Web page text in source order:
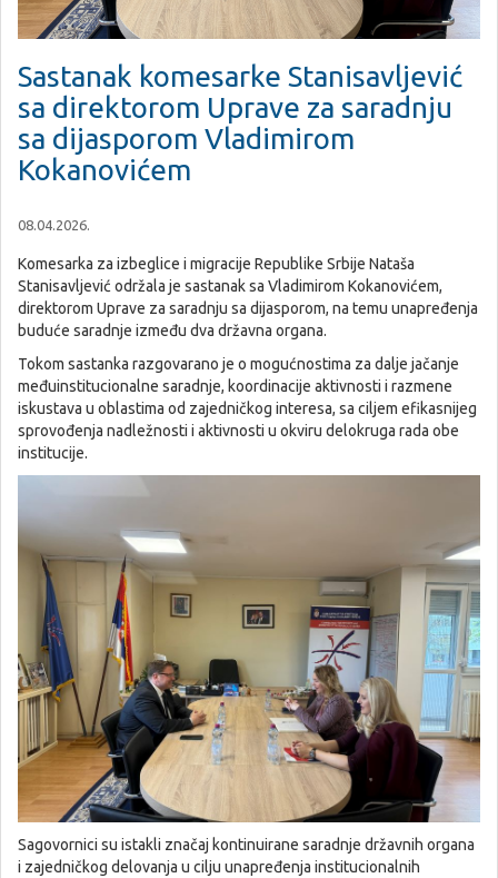
Sastanak komesarke Stanisavljević
sa direktorom Uprave za saradnju
sa dijasporom Vladimirom
Kokanovićem
08.04.2026.
Komesarka za izbeglice i migracije Republike Srbije Nataša
Stanisavljević održala je sastanak sa Vladimirom Kokanovićem,
direktorom Uprave za saradnju sa dijasporom, na temu unapređenja
buduće saradnje između dva državna organa.
Tokom sastanka razgovarano je o mogućnostima za dalje jačanje
međuinstitucionalne saradnje, koordinacije aktivnosti i razmene
iskustava u oblastima od zajedničkog interesa, sa ciljem efikasnijeg
sprovođenja nadležnosti i aktivnosti u okviru delokruga rada obe
institucije.
Sagovornici su istakli značaj kontinuirane saradnje državnih organa
i zajedničkog delovanja u cilju unapređenja institucionalnih